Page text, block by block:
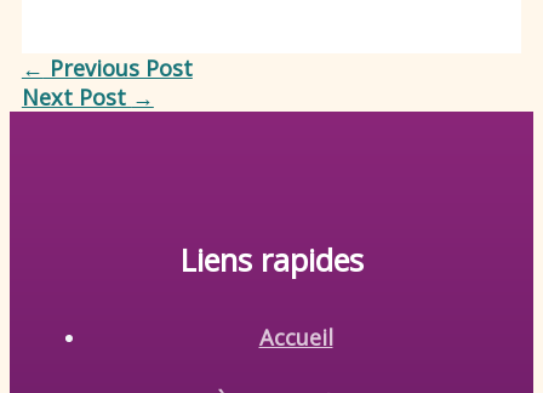
← Previous Post
Next Post →
Liens rapides
Accueil